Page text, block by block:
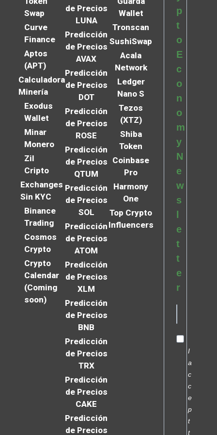
Swap
Curve
Finance
Aptos
(APT)
Calculadora
Minería
Exodus
Wallet
Minar
Monero
Zil
Cripto
Exchanges
Sin KYC
Binance
Trading
Cosmos
Crypto
Crypto
Calendar
(Coming
soon)
de Precios
LUNA
Predicción
de Precios
AVAX
Predicción
de Precios
DOT
Predicción
de Precios
ROSE
Predicción
de Precios
QTUM
Predicción
de Precios
SOL
Predicción
de Precios
ATOM
Predicción
de Precios
XLM
Predicción
de Precios
BNB
Predicción
de Precios
TRX
Predicción
de Precios
CAKE
Predicción
de Precios
Wallet
Tronscan
SushiSwap
Acala
Network
Ledger
Nano S
Tezos
(XTZ)
Shiba
Token
Coinbase
Pro
Harmony
One
Top Crypto
Influencers
p
t
o
E
c
o
n
o
m
y
N
e
w
s
e
t
t
e
r
I
a
c
c
e
p
t
t